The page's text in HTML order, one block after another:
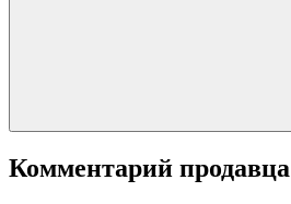
Комментарий продавца